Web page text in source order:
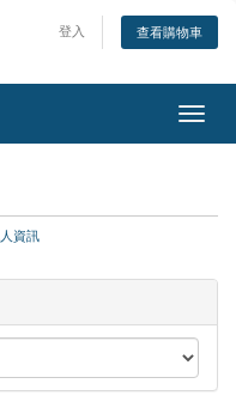
登入 查看購物車
資訊